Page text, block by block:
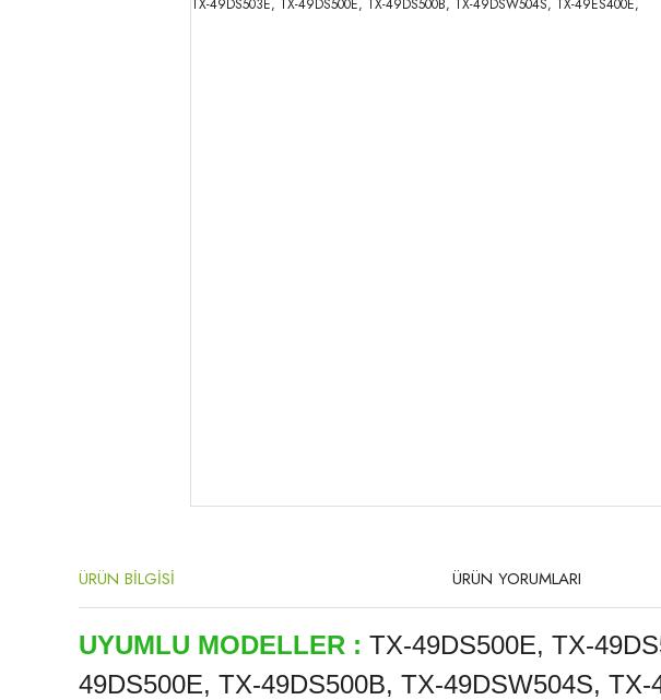
ÜRÜN BİLGİSİ ÜRÜN YORUMLARI
UYUMLU MODELLER : TX-49DS500E, TX-
49DS500E, TX-49DS500B, TX-49DSW504S,